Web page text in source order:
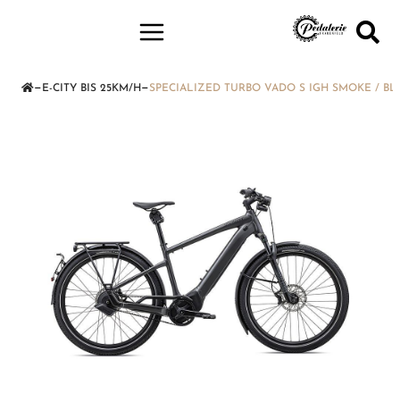
— E-CITY BIS 25KM/H —SPECIALIZED TURBO VADO S IGH SMOKE /